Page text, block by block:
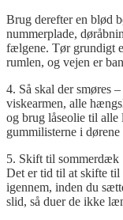
Brug derefter en blød
nummerplade,
fælgene. Tør grundigt
rumlen, og vejen er
4. Så skal der smøres
viskearmen, alle
og brug låseolie til alle
gummilisterne i
5. Skift til sommerdæk
Det er tid til at skifte
igennem, inden du
slid, så duer de ikke